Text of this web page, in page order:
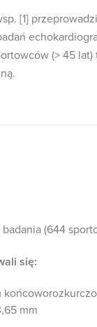
[1]
(> 45
(644
się:
mm